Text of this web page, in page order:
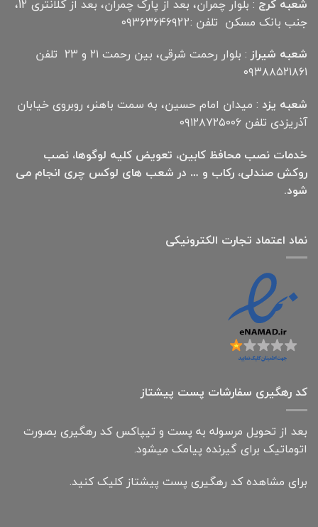
شعبه کرج
: بلوار چمران، بعد از پارک چمران، بعد از کلانتری 12،
جنب بانک مسکن تلفن :۰۹۳۶۳۶۴۶۹22
شعبه شیراز
: بلوار رحمت شرقی، بین رحمت ۲۱ و ۲۳ تلفن
۰۹۳۸۸۵۲۱۸۶۱
شعبه یزد : میدان امام حسین، به سمت باهنر، روبروی خیابان
آذریزدی تلفن ۰۹۱۲۸۷۲۵۰۰۶
خدمات نصب محافظ کابین، تعویض کلیه لوگوها، نصب
روکش صندلی، رکاب و … در شعب های لوکس چری انجام می
شود.
نماد اعتماد تجارت الكترونیكی
کد رهگیری سفارشات پست پیشتاز
بعد از تحویل مرسوله به پست و تیپاکس کد رهگیری بصورت
اتوماتیک برای گیرنده پیامک میشود.
برای مشاهده کد رهگیری پست پیشتاز کلیک کنید.